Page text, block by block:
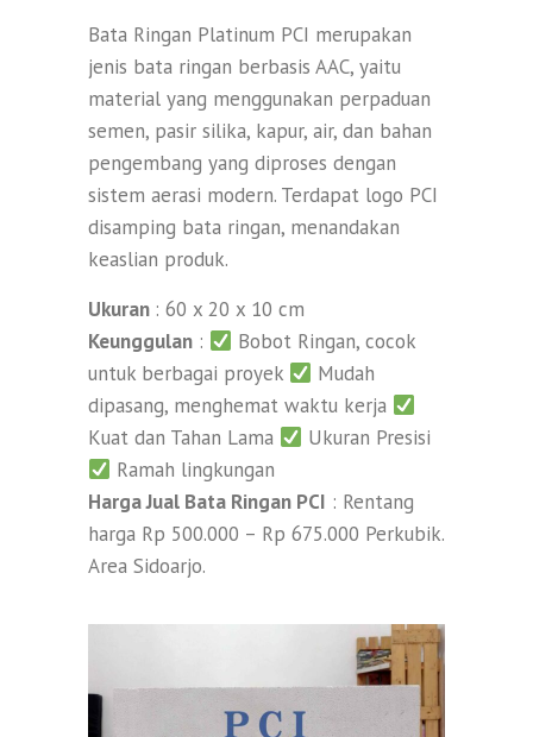
Bata Ringan Platinum PCI merupakan
jenis bata ringan berbasis AAC, yaitu
material yang menggunakan perpaduan
semen, pasir silika, kapur, air, dan bahan
pengembang yang diproses dengan
sistem aerasi modern. Terdapat logo PCI
disamping bata ringan, menandakan
keaslian produk.
Ukuran : 60 x 20 x 10 cm
Keunggulan :
Bobot Ringan, cocok
untuk berbagai proyek
Mudah
dipasang, menghemat waktu kerja
Kuat dan Tahan Lama
Ukuran Presisi
Ramah lingkungan
Harga Jual Bata Ringan PCI : Rentang
harga Rp 500.000 – Rp 675.000 Perkubik.
Area Sidoarjo.